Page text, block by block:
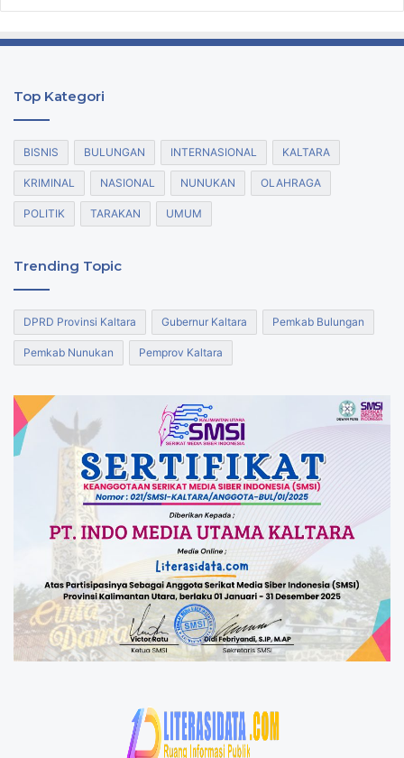
Top Kategori
BISNIS BULUNGAN INTERNASIONAL KALTARA
KRIMINAL NASIONAL NUNUKAN OLAHRAGA
POLITIK TARAKAN UMUM
Trending Topic
DPRD Provinsi Kaltara Gubernur Kaltara Pemkab Bulungan
Pemkab Nunukan Pemprov Kaltara